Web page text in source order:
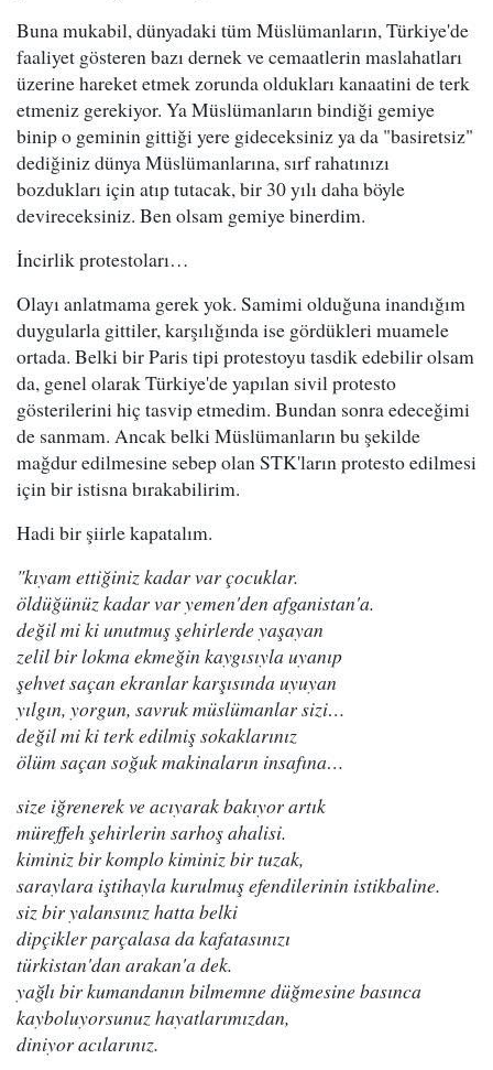
Buna mukabil, dünyadaki tüm Müslümanların, Türkiye'de
faaliyet gösteren bazı dernek ve cemaatlerin maslahatları
üzerine hareket etmek zorunda oldukları kanaatini de terk
etmeniz gerekiyor. Ya Müslümanların bindiği gemiye
binip o geminin gittiği yere gideceksiniz ya da "basiretsiz"
dediğiniz dünya Müslümanlarına, sırf rahatınızı
bozdukları için atıp tutacak, bir 30 yılı daha böyle
devireceksiniz. Ben olsam gemiye binerdim.
İncirlik protestoları…
Olayı anlatmama gerek yok. Samimi olduğuna inandığım
duygularla gittiler, karşılığında ise gördükleri muamele
ortada. Belki bir Paris tipi protestoyu tasdik edebilir olsam
da, genel olarak Türkiye'de yapılan sivil protesto
gösterilerini hiç tasvip etmedim. Bundan sonra edeceğimi
de sanmam. Ancak belki Müslümanların bu şekilde
mağdur edilmesine sebep olan STK'ların protesto edilmesi
için bir istisna bırakabilirim.
Hadi bir şiirle kapatalım.
"kıyam ettiğiniz kadar var çocuklar.
öldüğünüz kadar var yemen'den afganistan'a.
değil mi ki unutmuş şehirlerde yaşayan
zelil bir lokma ekmeğin kaygısıyla uyanıp
şehvet saçan ekranlar karşısında uyuyan
yılgın, yorgun, savruk müslümanlar sizi…
değil mi ki terk edilmiş sokaklarınız
ölüm saçan soğuk makinaların insafına…
size iğrenerek ve acıyarak bakıyor artık
müreffeh şehirlerin sarhoş ahalisi.
kiminiz bir komplo kiminiz bir tuzak,
saraylara iştihayla kurulmuş efendilerinin istikbaline.
siz bir yalansınız hatta belki
dipçikler parçalasa da kafatasınızı
türkistan'dan arakan'a dek.
yağlı bir kumandanın bilmemne düğmesine basınca
kayboluyorsunuz hayatlarımızdan,
diniyor acılarınız.